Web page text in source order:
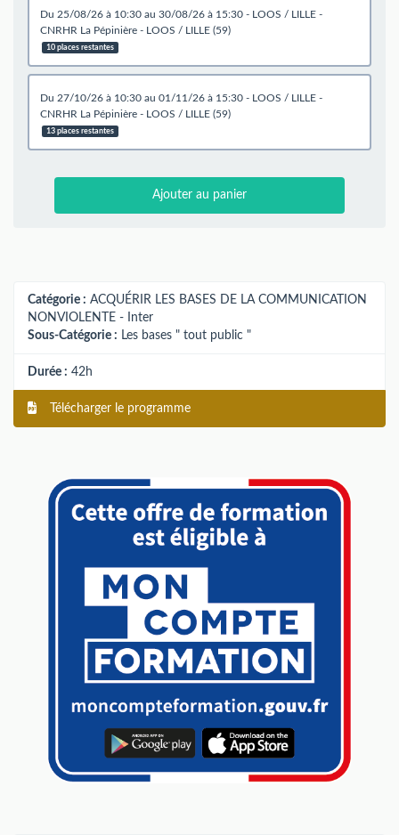
du 25/08/26 à 10:30 au 30/08/26 à 15:30 - LOOS / LILLE -
CNRHR La Pépinière - LOOS / LILLE (59)
10 places restantes
du 27/10/26 à 10:30 au 01/11/26 à 15:30 - LOOS / LILLE -
CNRHR La Pépinière - LOOS / LILLE (59)
13 places restantes
Ajouter au panier
Catégorie : ACQUÉRIR LES BASES DE LA COMMUNICATION
NONVIOLENTE - Inter
Sous-Catégorie : Les bases " tout public "
Durée : 42h
Télécharger le programme